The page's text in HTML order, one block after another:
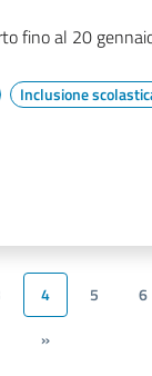
fino al 20
Inclusione
4 5 6
»